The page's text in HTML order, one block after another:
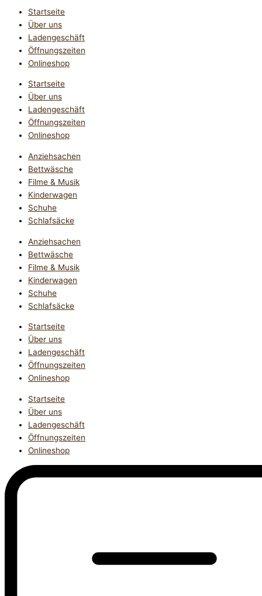
Startseite
Über uns
Ladengeschäft
Öffnungszeiten
Onlineshop
Startseite
Über uns
Ladengeschäft
Öffnungszeiten
Onlineshop
Anziehsachen
Bettwäsche
Filme & Musik
Kinderwagen
Schuhe
Schlafsäcke
Anziehsachen
Bettwäsche
Filme & Musik
Kinderwagen
Schuhe
Schlafsäcke
Startseite
Über uns
Ladengeschäft
Öffnungszeiten
Onlineshop
Startseite
Über uns
Ladengeschäft
Öffnungszeiten
Onlineshop